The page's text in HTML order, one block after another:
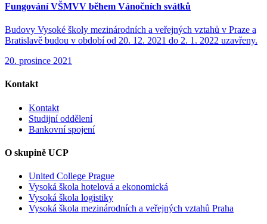
Fungování VŠMVV během Vánočních svátků
Budovy Vysoké školy mezinárodních a veřejných vztahů v Praze a
Bratislavě budou v období od 20. 12. 2021 do 2. 1. 2022 uzavřeny.
20. prosince 2021
Kontakt
Kontakt
Studijní oddělení
Bankovní spojení
O skupině UCP
United College Prague
Vysoká škola hotelová a ekonomická
Vysoká škola logistiky
Vysoká škola mezinárodních a veřejných vztahů Praha